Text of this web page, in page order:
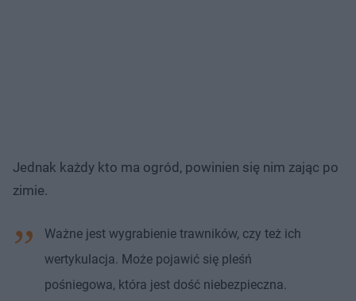
Jednak każdy kto ma ogród, powinien się nim zając po
zimie.
Ważne jest wygrabienie trawników, czy też ich
wertykulacja. Może pojawić się pleśń
pośniegowa, która jest dość niebezpieczna.